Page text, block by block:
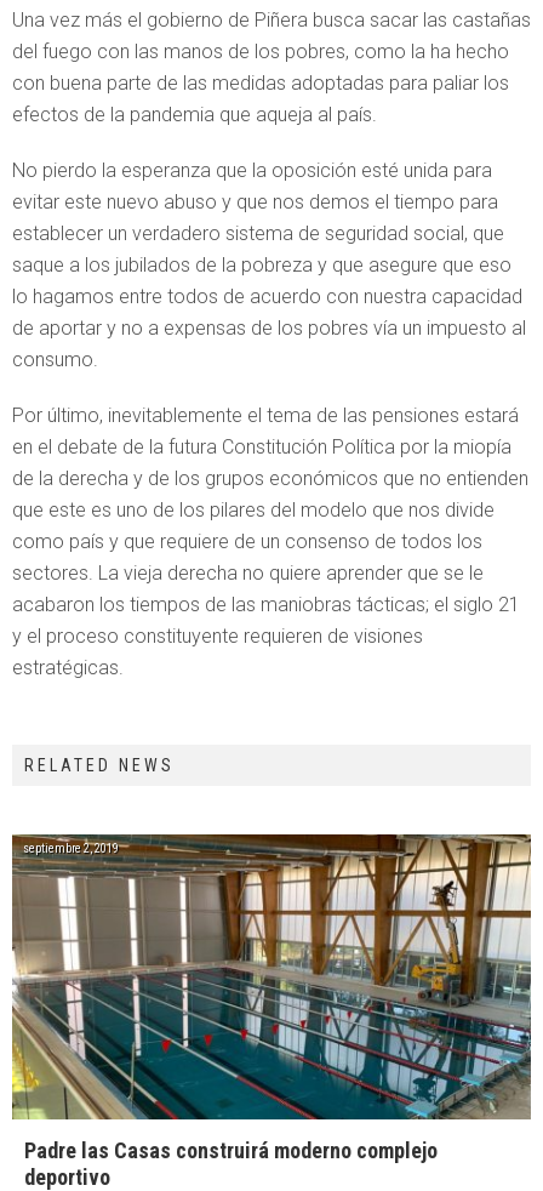
Una vez más el gobierno de Piñera busca sacar las castañas
del fuego con las manos de los pobres, como la ha hecho
con buena parte de las medidas adoptadas para paliar los
efectos de la pandemia que aqueja al país.
No pierdo la esperanza que la oposición esté unida para
evitar este nuevo abuso y que nos demos el tiempo para
establecer un verdadero sistema de seguridad social, que
saque a los jubilados de la pobreza y que asegure que eso
lo hagamos entre todos de acuerdo con nuestra capacidad
de aportar y no a expensas de los pobres vía un impuesto al
consumo.
Por último, inevitablemente el tema de las pensiones estará
en el debate de la futura Constitución Política por la miopía
de la derecha y de los grupos económicos que no entienden
que este es uno de los pilares del modelo que nos divide
como país y que requiere de un consenso de todos los
sectores. La vieja derecha no quiere aprender que se le
acabaron los tiempos de las maniobras tácticas; el siglo 21
y el proceso constituyente requieren de visiones
estratégicas.
RELATED NEWS
septiembre 2, 2019
Padre las Casas construirá moderno complejo
deportivo